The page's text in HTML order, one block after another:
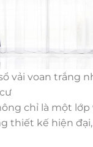
vải voan trắng
chỉ là một lớp
thiết kế hiện đại,